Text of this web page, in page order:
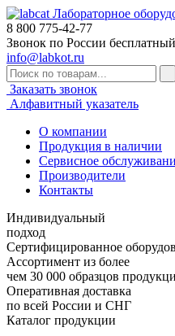
Лабораторное
8 800 775-42-77
Звонок по России бесплатный
info@labkot.ru
Заказать звонок
Алфавитный указатель
О компании
Продукция в наличии
Сервисное
Производители
Контакты
Индивидуальный
подход
Сертифицированное
Ассортимент из более
чем 30 000 образцов
Оперативная доставка
по всей России и СНГ
Каталог продукции